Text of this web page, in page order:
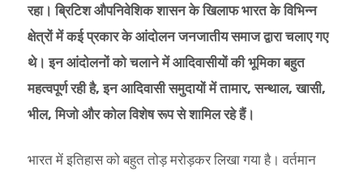
रहा। ब्रिटिश औपनिवेशिक शासन के खिलाफ भारत के विभिन्न
क्षेत्रों में कई प्रकार के आंदोलन जनजातीय समाज द्वारा चलाए गए
थे। इन आंदोलनों को चलाने में आदिवासीयों की भूमिका बहुत
महत्वपूर्ण रही है, इन आदिवासी समुदायों में तामार, सन्थाल, खासी,
भील, मिजो और कोल विशेष रूप से शामिल रहे हैं।
भारत में इतिहास को बहुत तोड़ मरोड़कर लिखा गया है। वर्तमान